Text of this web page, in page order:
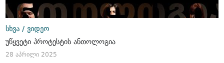
სხვა / ვიდეო
უწყვეტი პროტესტის ანთოლოგია
28 აპრილი 2025